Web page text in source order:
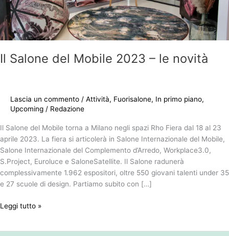
Il Salone del Mobile 2023 – le novità
Lascia un commento / Attività, Fuorisalone, In primo piano,
Upcoming / Redazione
Il Salone del Mobile torna a Milano negli spazi Rho Fiera dal 18 al 23
aprile 2023. La fiera si articolerà in Salone Internazionale del Mobile,
Salone Internazionale del Complemento d’Arredo, Workplace3.0,
S.Project, Euroluce e SaloneSatellite. Il Salone radunerà
complessivamente 1.962 espositori, oltre 550 giovani talenti under 35
e 27 scuole di design. Partiamo subito con […]
Leggi tutto »